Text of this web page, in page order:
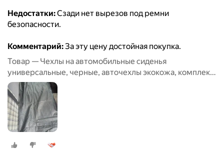
Недостатки:Сзади нет вырезов под ремни
безопасности.
Комментарий:За эту цену достойная покупка.
Товар — Чехлы на автомобильные сиденья
универсальные, черные, авточехлы экокожа, комплект
на весь салон машины кожаные 11 шт